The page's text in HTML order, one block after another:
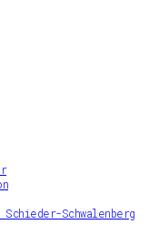
Schwalenberg